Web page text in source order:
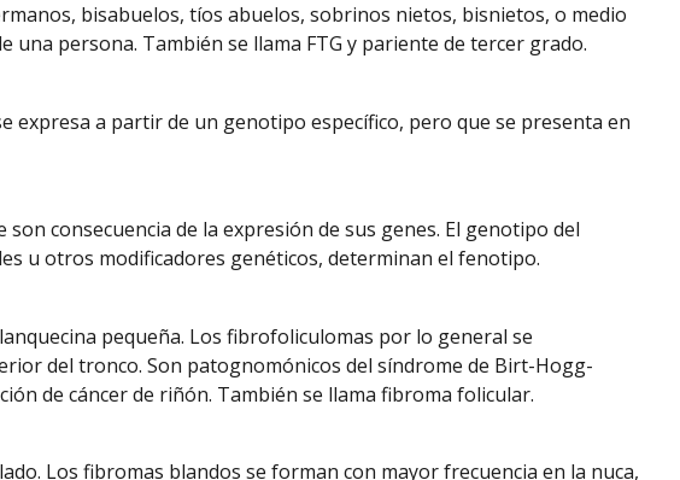
bisabuelos, tíos abuelos, sobrinos nietos, bisnietos, o medio
persona. También se llama FTG y pariente de tercer grado.
expresa a partir de un genotipo específico, pero que se presenta en
consecuencia de la expresión de sus genes. El genotipo del
u otros modificadores genéticos, determinan el fenotipo.
pequeña. Los fibrofoliculomas por lo general se
del tronco. Son patognomónicos del síndrome de Birt-Hogg-
de cáncer de riñón. También se llama fibroma folicular.
Los fibromas blandos se forman con mayor frecuencia en la nuca,